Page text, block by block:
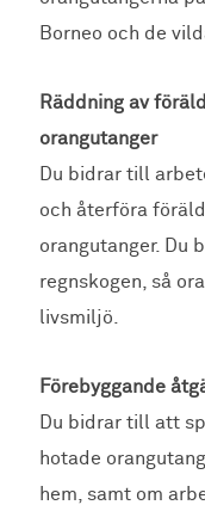
Borneo och de
Räddning av
orangutanger
Du bidrar till
och återföra
orangutanger. Du
regnskogen, så
livsmiljö.
Förebyggande
Du bidrar till att
hotade
hem, samt om